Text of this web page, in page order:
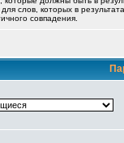
для слов, которых в
совпадения.